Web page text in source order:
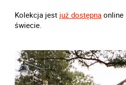
Kolekcja jest już dostępna online
świecie.